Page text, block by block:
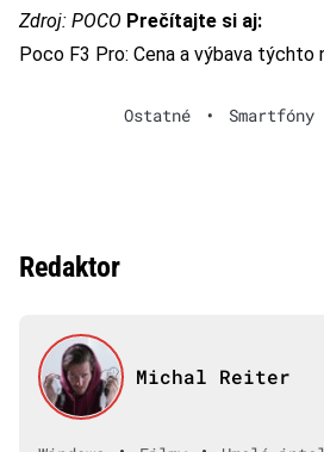
Zdroj: POCO Prečítajte si aj:
Poco F3 Pro: Cena a výbava týchto
Ostatné • Smartfóny
Redaktor
Michal Reiter